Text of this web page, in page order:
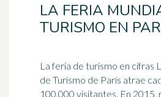
LA FERIA
TURISMO EN
La feria de turismo en cifras
de Turismo de París atrae
100.000 visitantes. En 2015, reunió a más de